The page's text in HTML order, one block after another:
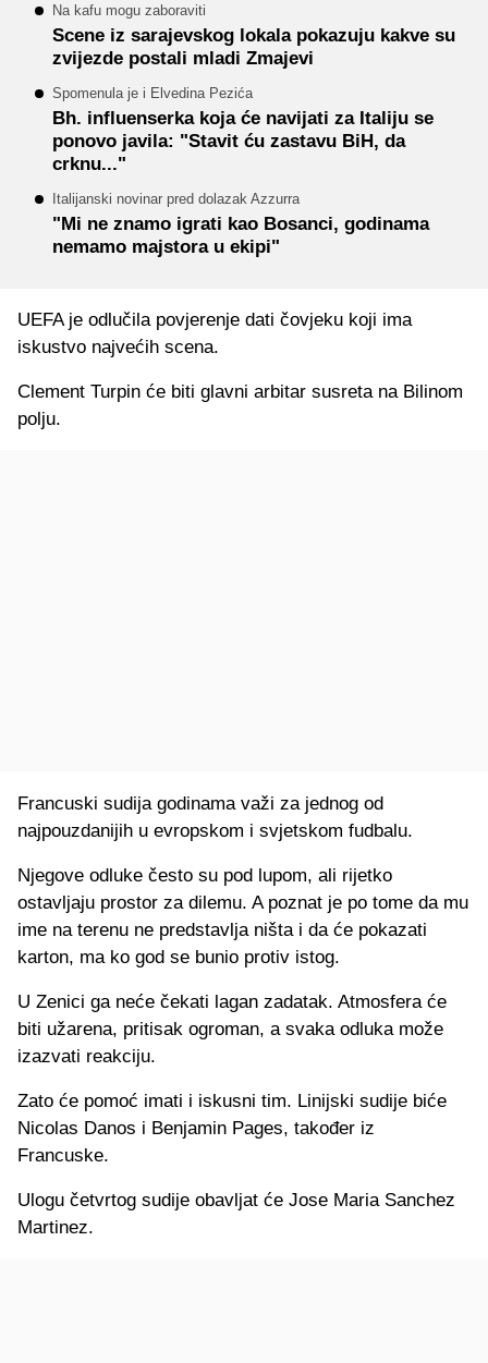
Na kafu mogu zaboraviti
Scene iz sarajevskog lokala pokazuju kakve su
zvijezde postali mladi Zmajevi
Spomenula je i Elvedina Pezića
Bh. influenserka koja će navijati za Italiju se
ponovo javila: "Stavit ću zastavu BiH, da
crknu..."
Italijanski novinar pred dolazak Azzurra
"Mi ne znamo igrati kao Bosanci, godinama
nemamo majstora u ekipi"
UEFA je odlučila povjerenje dati čovjeku koji ima
iskustvo najvećih scena.
Clement Turpin će biti glavni arbitar susreta na Bilinom
polju.
Francuski sudija godinama važi za jednog od
najpouzdanijih u evropskom i svjetskom fudbalu.
Njegove odluke često su pod lupom, ali rijetko
ostavljaju prostor za dilemu. A poznat je po tome da mu
ime na terenu ne predstavlja ništa i da će pokazati
karton, ma ko god se bunio protiv istog.
U Zenici ga neće čekati lagan zadatak. Atmosfera će
biti užarena, pritisak ogroman, a svaka odluka može
izazvati reakciju.
Zato će pomoć imati i iskusni tim. Linijski sudije biće
Nicolas Danos i Benjamin Pages, također iz
Francuske.
Ulogu četvrtog sudije obavljat će Jose Maria Sanchez
Martinez.